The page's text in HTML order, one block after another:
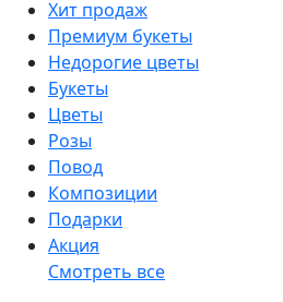
Хит продаж
Премиум букеты
Недорогие цветы
Букеты
Цветы
Розы
Повод
Композиции
Подарки
Акция
Смотреть все